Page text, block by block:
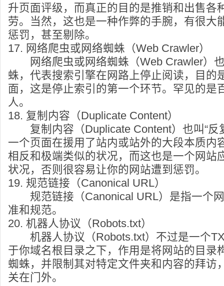
升页面评级，而真正的目的是推销和出售各
劳。当然，这也是一种作弊的手腕，有很大
惩罚，甚至剔除。
17. 网络爬虫或网络蜘蛛（Web Crawler）
网络爬虫或网络蜘蛛（Web Crawler）
蛛，代表搜索引擎在网路上停止阅读，目的
面，这是停止索引的第一个环节。罕见的是
人。
18. 复制内容（Duplicate Content）
复制内容（Duplicate Content）也叫“反
一个页面在援用了站内或站外的大段本质内
相反和极端类似的状况，而这也是一个网站
状况，否则很容易让你的网站遭到惩罚。
19. 规范链接（Canonical URL）
规范链接（Canonical URL）是指一个
准和规范。
20. 机器人协议（Robots.txt）
机器人协议（Robots.txt）不过是一个
于你域名根目录之下，作用是将网站的目录
蜘蛛，并限制其对特定文件夹和内容的拜访
关在门外。